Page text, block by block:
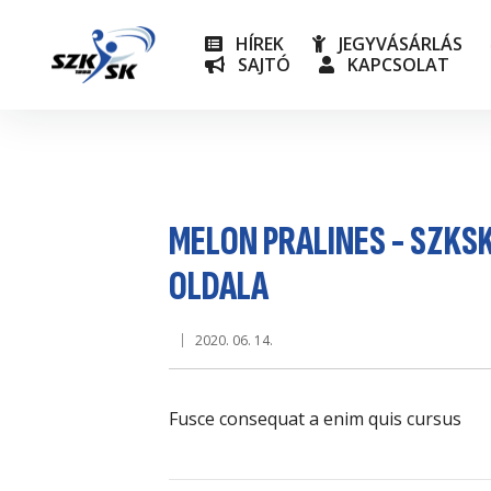
HÍREK JEGYVÁSÁRLÁS
SAJTÓ KAPCSOLAT
MELON PRALINES -
OLDALA
2020. 06. 14.
Fusce consequat a enim quis cursus